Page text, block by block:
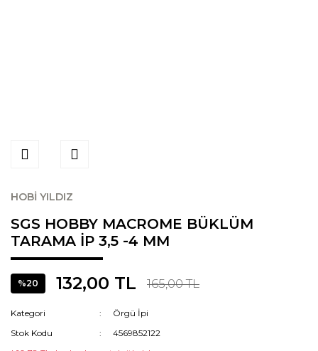
HOBİ YILDIZ
SGS HOBBY MACROME BÜKLÜM
TARAMA İP 3,5 -4 MM
%20 132,00 TL 165,00 TL
Kategori
Örgü İpi
Stok Kodu
4569852122